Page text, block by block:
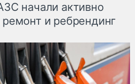
начали активно
ремонт и ребрендинг